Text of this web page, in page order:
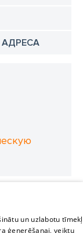
АДРЕСА
un uzlabotu
ģenerēšanai, veiktu